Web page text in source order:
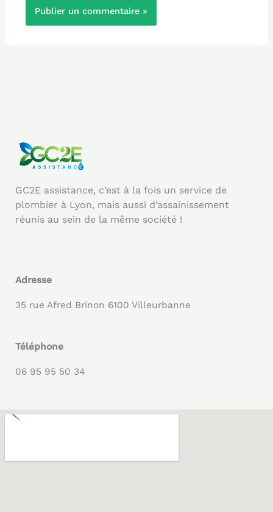
GC2E assistance, c’est à la fois un service de
plombier à Lyon, mais aussi d’assainissement
réunis au sein de la même société !
Adresse
35 rue Afred Brinon 6100 Villeurbanne
Téléphone
06 95 95 50 34